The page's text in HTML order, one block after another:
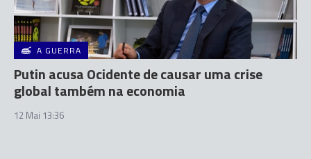
A GUERRA
Putin acusa Ocidente de causar uma crise
global também na economia
12 Mai 13:36